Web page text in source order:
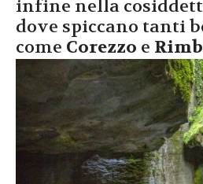
infine nella
dove spiccano tanti
come Corezzo e